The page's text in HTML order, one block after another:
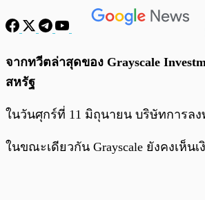
พร้อมเล่น
จากทวีตล่าสุดของ Grayscale
สหรัฐ
ในวันศุกร์ที่ 11 มิถุนายน บริษัทการล
ในขณะเดียวกัน Grayscale ยังคงเห็